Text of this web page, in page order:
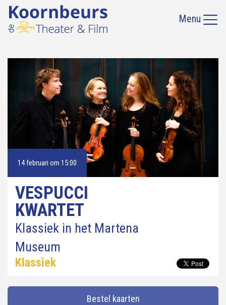
Menu
14 februari om 15:00
VESPUCCI
KWARTET
Klassiek in het Martena
Museum
Klassiek
Bestel kaarten